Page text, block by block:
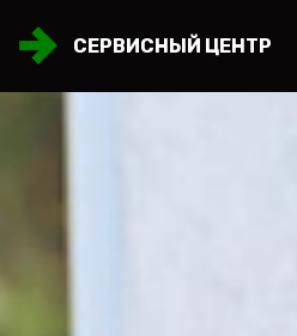
СЕРВИСНЫЙ ЦЕНТР